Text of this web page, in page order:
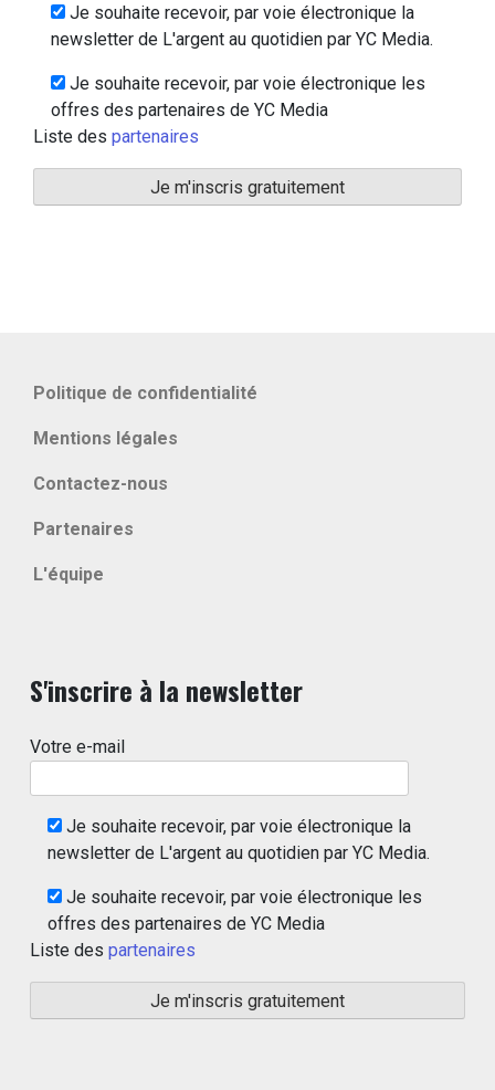
Je souhaite recevoir, par voie électronique la
newsletter de L'argent au quotidien par YC Media.
Je souhaite recevoir, par voie électronique les
offres des partenaires de YC Media
Liste des partenaires
Politique de confidentialité
Mentions légales
Contactez-nous
Partenaires
L'équipe
S'inscrire à la newsletter
Votre e-mail
Je souhaite recevoir, par voie électronique la
newsletter de L'argent au quotidien par YC Media.
Je souhaite recevoir, par voie électronique les
offres des partenaires de YC Media
Liste des partenaires